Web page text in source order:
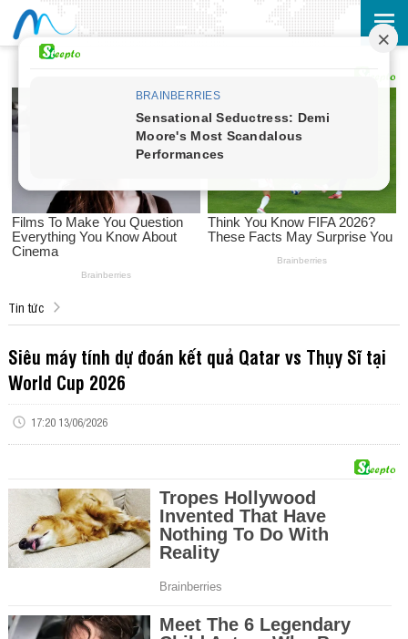
Tin tức
Siêu máy tính dự đoán kết quả Qatar vs Thụy Sĩ tại
World Cup 2026
17:20 13/06/2026